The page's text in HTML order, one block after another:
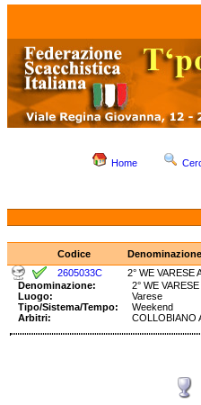
Home
Codice Denominazione
2605033C
2° WE VARESE
Denominazione:
2° WE
Luogo:
Varese
Tipo/Sistema/Tempo:
Weekend
Arbitri: